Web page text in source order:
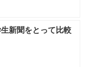
新聞をとって比較